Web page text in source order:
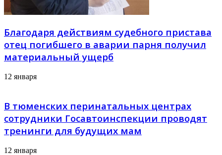
Благодаря действиям судебного пристава
отец погибшего в аварии парня получил
материальный ущерб
12 января
В тюменских перинатальных центрах
сотрудники Госавтоинспекции проводят
тренинги для будущих мам
12 января